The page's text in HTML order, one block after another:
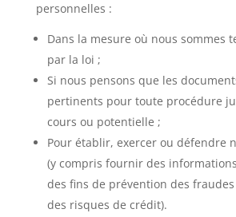
personnelles :
Dans la mesure où nous sommes
par la loi ;
Si nous pensons que les
pertinents pour toute procédure
cours ou potentielle ;
Pour établir, exercer ou défendre
(y compris fournir des
des fins de prévention des
des risques de crédit).